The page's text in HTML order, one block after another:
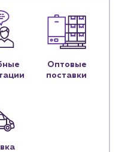
Оптовые
поставки